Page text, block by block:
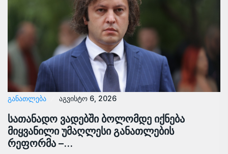
ᲒᲐᲜᲐᲗᲚᲔᲑᲐ აგვისტო 6, 2026
სათანადო ვადებში ბოლომდე იქნება
მიყვანილი უმაღლესი განათლების
რეფორმა –…